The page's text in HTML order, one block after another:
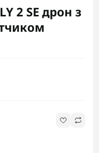
2 SE дрон з